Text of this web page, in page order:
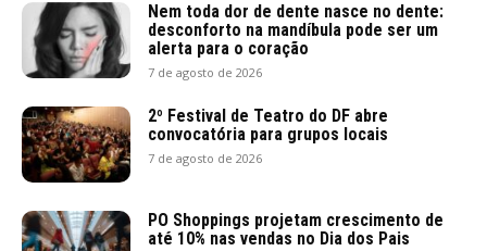
Nem toda dor de dente nasce no dente:
desconforto na mandíbula pode ser um
alerta para o coração
7 de agosto de 2026
2º Festival de Teatro do DF abre
convocatória para grupos locais
7 de agosto de 2026
PO Shoppings projetam crescimento de
até 10% nas vendas no Dia dos Pais